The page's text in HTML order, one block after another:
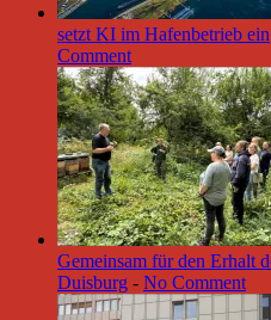
setzt KI im Hafenbetrieb ein
Comment
Gemeinsam für den Erhalt
Duisburg - No Comment